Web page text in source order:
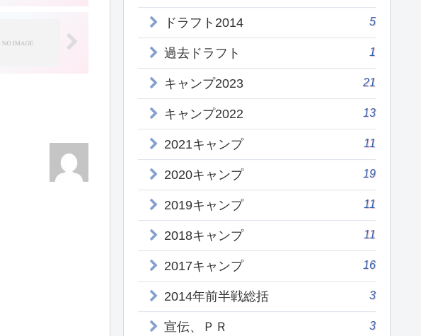
ドラフト2014 5
過去ドラフト 1
キャンプ2023 21
キャンプ2022 13
2021キャンプ 11
2020キャンプ 19
2019キャンプ 11
2018キャンプ 11
2017キャンプ 16
2014年前半戦総括 3
宣伝、ＰＲ 3